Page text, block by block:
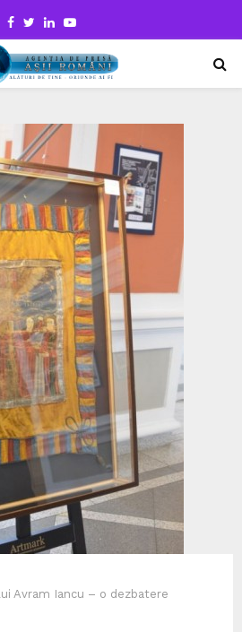
Facebook
TwitterLinkedinYoutube
Avram Iancu – o dezbatere